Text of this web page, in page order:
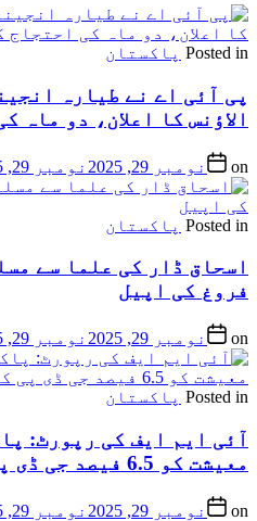
Posted in پاکستان
پی آئی اے نے طیارہ
الاؤنس کا اعلان، دو ماہ
on نومبر 29, 2025 نومبر 29, 2025
Posted in پاکستان
اسحاق ڈار کی علما سے
فروغ کی اپیل
on نومبر 29, 2025 نومبر 29, 2025
Posted in پاکستان
آئی ایم ایف کی رپورٹ:
معیشت کو 6.5 فیصد جی ڈی پی کا نقصان
on نومبر 29, 2025 نومبر 29, 2025